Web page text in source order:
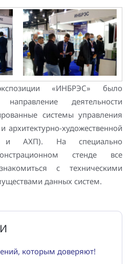
«ИНБРЭС» было
деятельности
системы управления
художественной
и АХП). На специально
стенде все
с техническими
данных систем.
которым доверяют!